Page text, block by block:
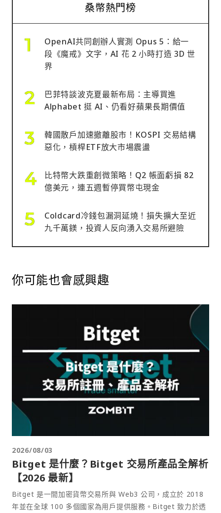
桑幣熱門榜
OpenAI共同創辦人實測 Opus 5：給一
段《魔戒》文字，AI 花 2 小時打造 3D 世
界
巴菲特談波克夏最新布局：主導買進
Alphabet 挺 AI、仍看好蘋果長期價值
韓國散戶加速撤離股市！KOSPI 交易結構
惡化，槓桿ETF放大市場震盪
比特幣大跌重創微策略！Q2 帳面虧損 82
億美元，連五週暫停買幣屯現金
Coldcard冷錢包漏洞延燒！損失擴大至近
九千萬鎂，投資人反向湧入交易所避險
你可能也會感興趣
2026/08/03
Bitget 是什麼？Bitget 交易所產品全解析
【2026 最新】
Bitget 是一間加密貨幣交易所與 Web3 公司，成立於 2018
年並在全球 100 多個國家為用戶提供服務。Bitget 致力於透